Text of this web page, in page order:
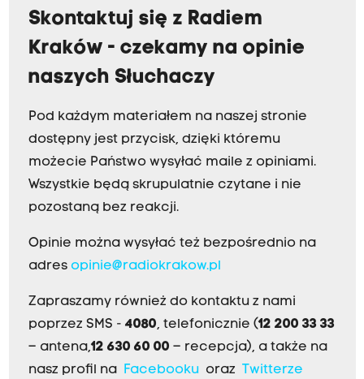
Skontaktuj się z Radiem
Kraków - czekamy na opinie
naszych Słuchaczy
Pod każdym materiałem na naszej stronie
dostępny jest przycisk, dzięki któremu
możecie Państwo wysyłać maile z opiniami.
Wszystkie będą skrupulatnie czytane i nie
pozostaną bez reakcji.
Opinie można wysyłać też bezpośrednio na
adres opinie@radiokrakow.pl
Zapraszamy również do kontaktu z nami
poprzez SMS - 4080, telefonicznie (12 200 33 33
– antena,12 630 60 00 – recepcja), a także na
nasz profil na Facebookuoraz Twitterze